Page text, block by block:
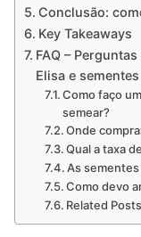
Conclusão:
Key Takeaways
FAQ –
Elisa e
Como faço
semear?
Onde
Qual a taxa
As
Como devo
Related Posts